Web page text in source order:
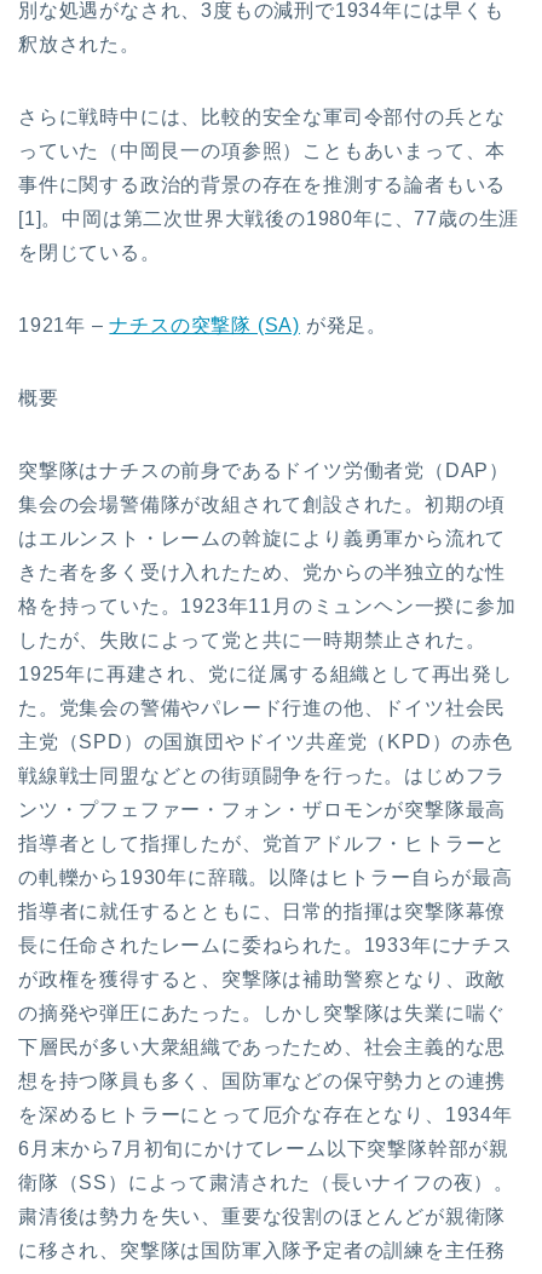
別な処遇がなされ、3度もの減刑で1934年には早くも
釈放された。
さらに戦時中には、比較的安全な軍司令部付の兵とな
っていた（中岡艮一の項参照）こともあいまって、本
事件に関する政治的背景の存在を推測する論者もいる
[1]。中岡は第二次世界大戦後の1980年に、77歳の生涯
を閉じている。
1921年 –ナチスの突撃隊 (SA) が発足。
概要
突撃隊はナチスの前身であるドイツ労働者党（DAP）
集会の会場警備隊が改組されて創設された。初期の頃
はエルンスト・レームの斡旋により義勇軍から流れて
きた者を多く受け入れたため、党からの半独立的な性
格を持っていた。1923年11月のミュンヘン一揆に参加
したが、失敗によって党と共に一時期禁止された。
1925年に再建され、党に従属する組織として再出発し
た。党集会の警備やパレード行進の他、ドイツ社会民
主党（SPD）の国旗団やドイツ共産党（KPD）の赤色
戦線戦士同盟などとの街頭闘争を行った。はじめフラ
ンツ・プフェファー・フォン・ザロモンが突撃隊最高
指導者として指揮したが、党首アドルフ・ヒトラーと
の軋轢から1930年に辞職。以降はヒトラー自らが最高
指導者に就任するとともに、日常的指揮は突撃隊幕僚
長に任命されたレームに委ねられた。1933年にナチス
が政権を獲得すると、突撃隊は補助警察となり、政敵
の摘発や弾圧にあたった。しかし突撃隊は失業に喘ぐ
下層民が多い大衆組織であったため、社会主義的な思
想を持つ隊員も多く、国防軍などの保守勢力との連携
を深めるヒトラーにとって厄介な存在となり、1934年
6月末から7月初旬にかけてレーム以下突撃隊幹部が親
衛隊（SS）によって粛清された（長いナイフの夜）。
粛清後は勢力を失い、重要な役割のほとんどが親衛隊
に移され、突撃隊は国防軍入隊予定者の訓練を主任務